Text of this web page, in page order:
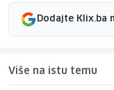
Dodajte Klix.ba
Više na istu temu